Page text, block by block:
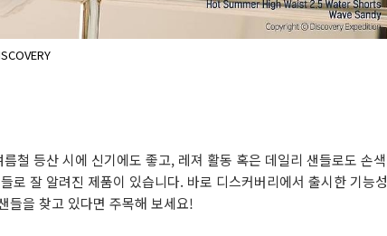
철 등산 시에 신기에도 좋고, 레져 활동 혹은 데일리 샌들로도 손색
로 잘 알려진 제품이 있습니다. 바로 디스커버리에서 출시한 기능성
들을 찾고 있다면 주목해 보세요!